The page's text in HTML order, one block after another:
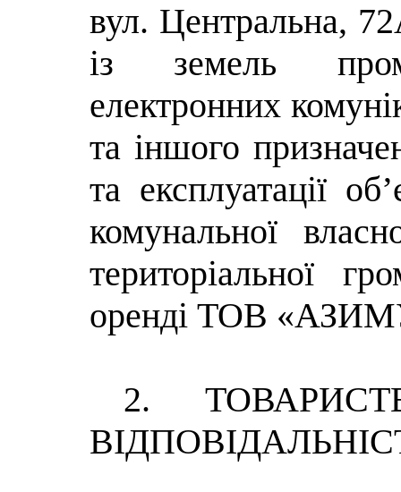
вул. Центральна,
із земель
електронних
та іншого
та експлуатації
комунальної
територіальної
оренді ТОВ
2.